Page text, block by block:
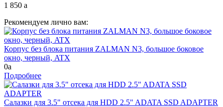
1 850 a
Рекомендуем лично вам:
Корпус без блока питания ZALMAN N3, большое боковое
окно, черный, ATX
0a
Подробнее
Салазки для 3.5" отсека для HDD 2.5" ADATA SSD ADAPTER